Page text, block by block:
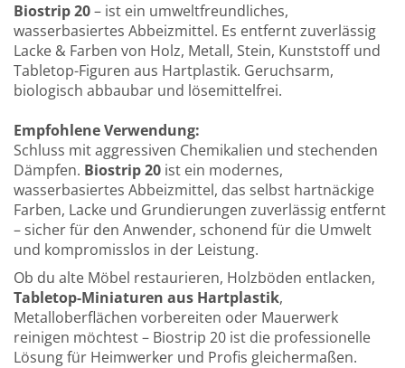
Biostrip 20– ist ein umweltfreundliches,
wasserbasiertes Abbeizmittel. Es entfernt zuverlässig
Lacke & Farben von Holz, Metall, Stein, Kunststoff und
Tabletop-Figuren aus Hartplastik. Geruchsarm,
biologisch abbaubar und lösemittelfrei.
Empfohlene Verwendung:
Schluss mit aggressiven Chemikalien und stechenden
Dämpfen. Biostrip 20 ist ein modernes,
wasserbasiertes Abbeizmittel, das selbst hartnäckige
Farben, Lacke und Grundierungen zuverlässig entfernt
– sicher für den Anwender, schonend für die Umwelt
und kompromisslos in der Leistung.
Ob du alte Möbel restaurieren, Holzböden entlacken,
Tabletop-Miniaturen aus Hartplastik,
Metalloberflächen vorbereiten oder Mauerwerk
reinigen möchtest – Biostrip 20 ist die professionelle
Lösung für Heimwerker und Profis gleichermaßen.